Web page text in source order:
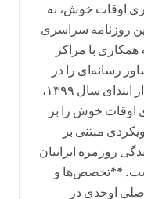
اوقات خوش، به
روزنامه سراسری
با مراکز
رسانه‌ای را در
کارنامه خود ثبت کرده است. وی از ابتدای سال ۱۳۹۹،
خوش را بر
مبتنی بر
روزمره ایرانیان
است. **تخصص‌ها و
اوحدی در